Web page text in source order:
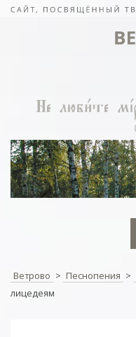
Ветрово > Песнопения >
лицедеям